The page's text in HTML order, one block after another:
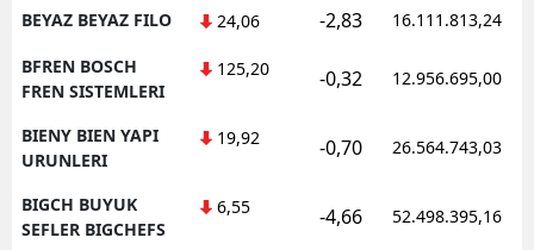
BEYAZ BEYAZ FILO 24,06 -2,83 16.111.813,24
BFREN BOSCH
FREN SISTEMLERI
125,20 -0,32 12.956.695,00
BIENY BIEN YAPI
URUNLERI
19,92 -0,70 26.564.743,03
BIGCH BUYUK
SEFLER BIGCHEFS
6,55 -4,66 52.498.395,16